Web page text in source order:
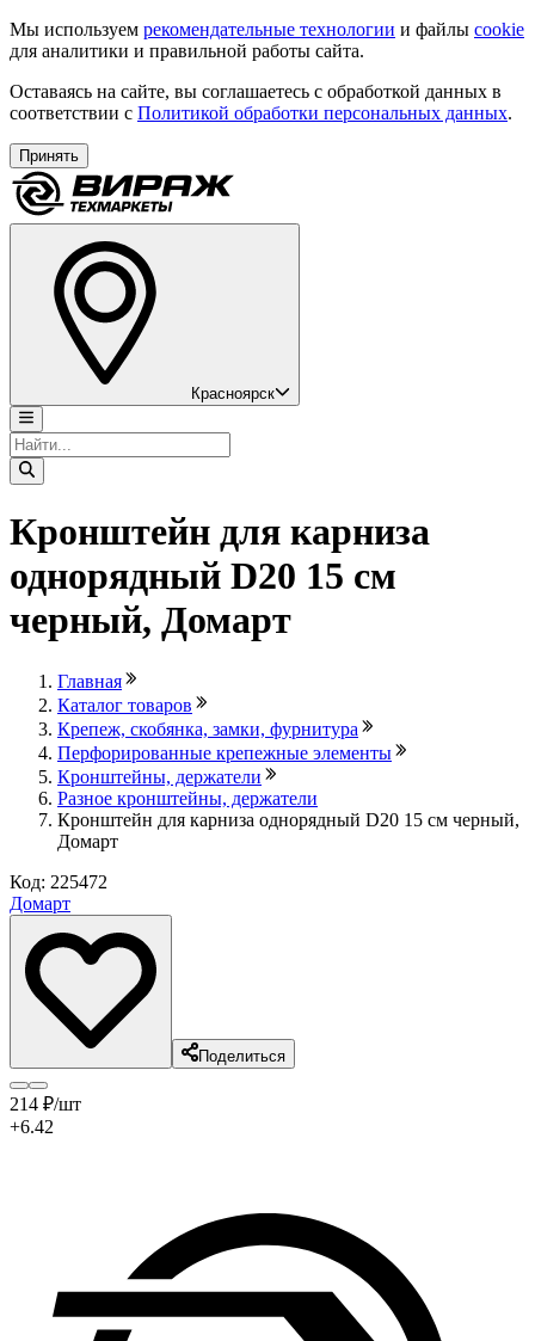
Мы используем рекомендательные технологии и файлы cookie
для аналитики и правильной работы сайта.
Оставаясь на сайте, вы соглашаетесь с обработкой данных в
соответствии с Политикой обработки персональных данных.
Принять
Красноярск
Кронштейн для карниза
однорядный D20 15 см
черный, Домарт
Главная
Каталог товаров
Крепеж, скобянка, замки, фурнитура
Перфорированные крепежные элементы
Кронштейны, держатели
Разное кронштейны, держатели
Кронштейн для карниза однорядный D20 15 см черный,
Домарт
Код: 225472
Домарт
Поделиться
214 ₽/шт
+6.42